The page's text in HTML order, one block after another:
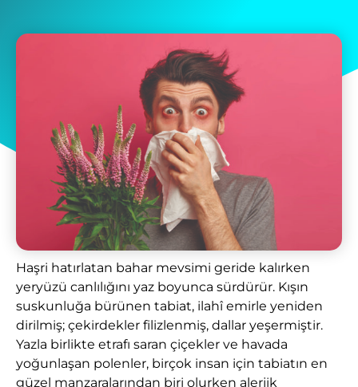
Haşri hatırlatan bahar mevsimi geride kalırken
yeryüzü canlılığını yaz boyunca sürdürür. Kışın
suskunluğa bürünen tabiat, ilahî emirle yeniden
dirilmiş; çekirdekler filizlenmiş, dallar yeşermiştir.
Yazla birlikte etrafı saran çiçekler ve havada
yoğunlaşan polenler, birçok insan için tabiatın en
güzel manzaralarından biri olurken alerjik